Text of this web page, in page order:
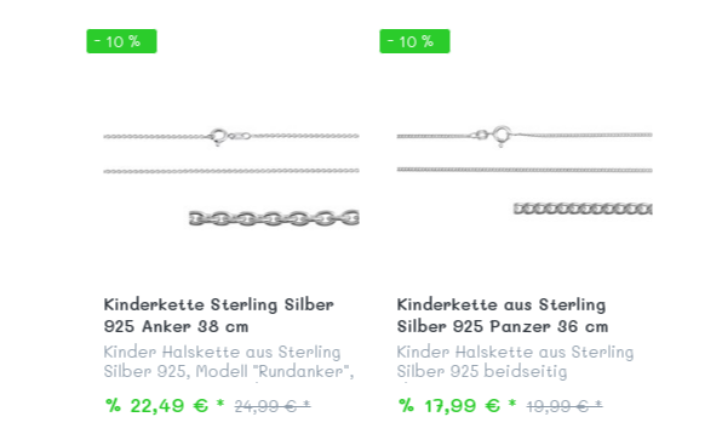
- 10 %
Kinderkette Sterling Silber
925 Anker 38 cm
Kinder Halskette aus Sterling
Silber 925, Modell "Rundanker",
38 cm lang, mit stabilem
Federringverschluss, passend
% 22,49 € * 24,99 € *
- 10 %
Kinderkette aus Sterling
Silber 925 Panzer 36 cm
Kinder Halskette aus Sterling
Silber 925 beidseitig
diamantiert, anlaufgeschützt
und garantiert nickelfrei,
% 17,99 € * 19,99 € *